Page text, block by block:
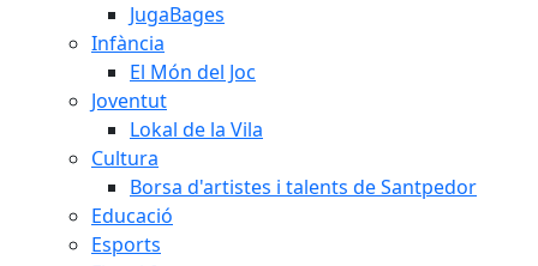
JugaBages
Infància
El Món del Joc
Joventut
Lokal de la Vila
Cultura
Borsa d'artistes i talents de Santpedor
Educació
Esports